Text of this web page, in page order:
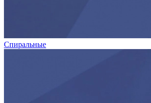
Спиральные